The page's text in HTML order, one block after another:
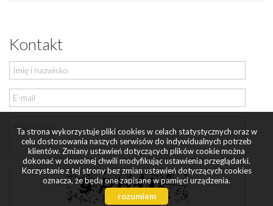
Kontakt
Ta strona wykorzystuje pliki cookies w celach statystycznych oraz w
celu dostosowania naszych serwisów do indywidualnych potrzeb
klientów. Zmiany ustawień dotyczących plików cookie można
dokonać w dowolnej chwili modyfikując ustawienia przeglądarki.
Korzystanie z tej strony bez zmian ustawień dotyczących cookies
oznacza, że będą one zapisane w pamięci urządzenia.
rozumiem